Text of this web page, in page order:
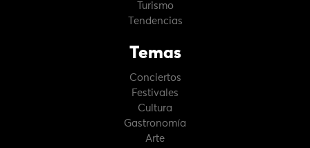
Turismo
Tendencias
Temas
Conciertos
Festivales
Cultura
Gastronomía
Arte